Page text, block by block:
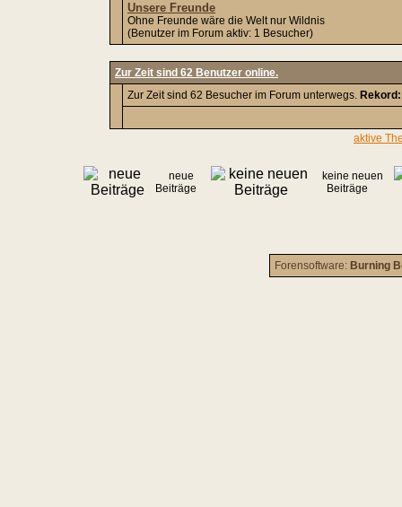
Unsere Freunde
Ohne Freunde wäre die Welt nur Wildnis
(Benutzer im Forum aktiv: 1 Besucher)
Zur Zeit sind 62 Benutzer online.
Zur Zeit sind 62 Besucher im Forum unterwegs. Rekord:
aktive
neue
Beiträge
keine neuen
Beiträge
Forensoftware: Burning